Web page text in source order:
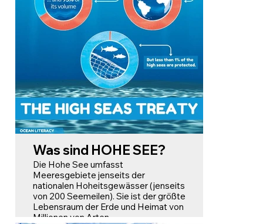
Im Ozean sollen im Rahmen der
30x30-Initiative
Meeresschutzgebiete (MPAs)
geschaffen werden, die als sichere
Rückzugsgebiete für
Meereslebewesen dienen und es
Ökosystemen ermöglichen, sich von
Überfischung, Verschmutzung und
Lebensraumzerstörung zu erholen.
Gesunde Ozeane sind unerlässlich für
die Klimaregulierung, die Fischerei und
die Sicherung der Lebensgrundlagen
Was sind HOHE SEE?
Die Hohe See umfasst
Meeresgebiete jenseits der
nationalen Hoheitsgewässer (jenseits
von 200 Seemeilen). Sie ist der größte
Lebensraum der Erde und Heimat von
Millionen von Arten.